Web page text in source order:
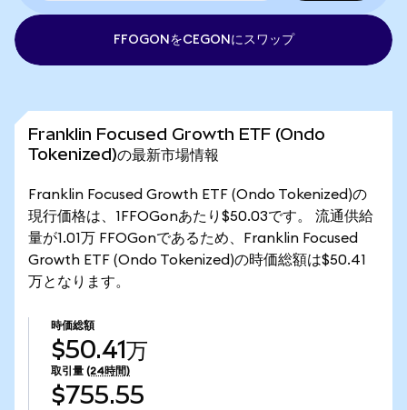
FFOGONをCEGONにスワップ
Franklin Focused Growth ETF (Ondo
Tokenized)の最新市場情報
Franklin Focused Growth ETF (Ondo Tokenized)の
現行価格は、1FFOGonあたり$50.03です。 流通供給
量が1.01万 FFOGonであるため、Franklin Focused
Growth ETF (Ondo Tokenized)の時価総額は$50.41
万となります。
時価総額
$50.41万
取引量 (24時間)
$755.55